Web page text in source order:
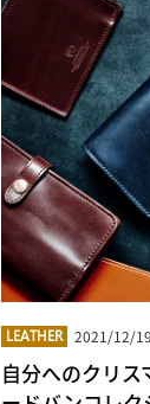
LEATHER 2021/12/19
自分へのクリス